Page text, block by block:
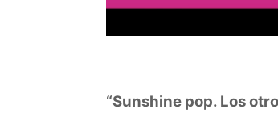
“Sunshine pop. Los